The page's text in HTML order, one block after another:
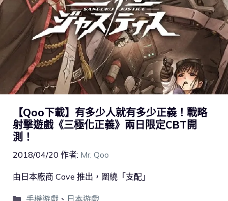
【Qoo下載】有多少人就有多少正義！戰略
射撃遊戲《三極化正義》兩日限定CBT開
測！
2018/04/20 作者: Mr. Qoo
由日本廠商 Cave 推出，圍繞「支配」
手機遊戲、 日本遊戲